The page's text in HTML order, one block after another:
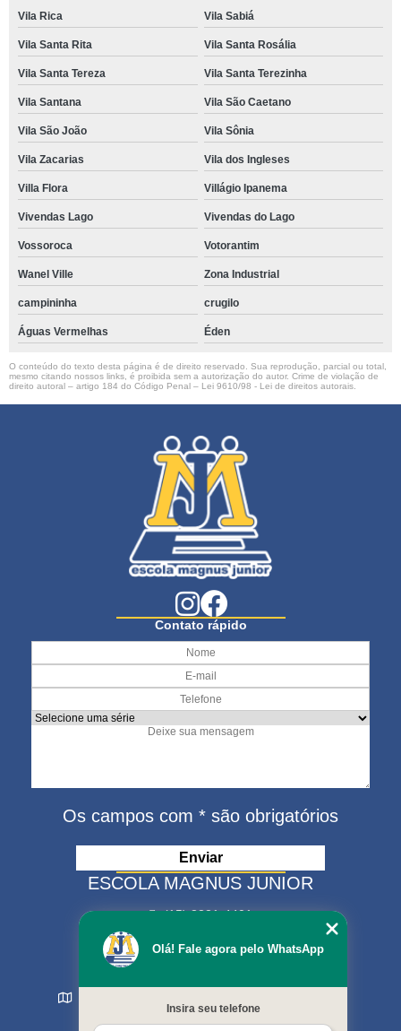
Vila Rica Vila Sabiá
Vila Santa Rita Vila Santa Rosália
Vila Santa Tereza Vila Santa Terezinha
Vila Santana Vila São Caetano
Vila São João Vila Sônia
Vila Zacarias Vila dos Ingleses
Villa Flora Villágio Ipanema
Vivendas Lago Vivendas do Lago
Vossoroca Votorantim
Wanel Ville Zona Industrial
campininha crugilo
Águas Vermelhas Éden
O conteúdo do texto desta página é de direito reservado. Sua reprodução, parcial ou total,
mesmo citando nossos links, é proibida sem a autorização do autor. Crime de violação de
direito autoral – artigo 184 do Código Penal – Lei 9610/98 - Lei de direitos autorais
Contato rápido
Os campos com * são obrigatórios
ESCOLA MAGNUS JUNIOR
(15) 3321-4401
(15) 99630-9333
matriculas@escolamagnus.com.br
Sorocaba - SP - CEP: 18044-130
MENU
Olá! Fale agora pelo WhatsApp
Insira seu telefone